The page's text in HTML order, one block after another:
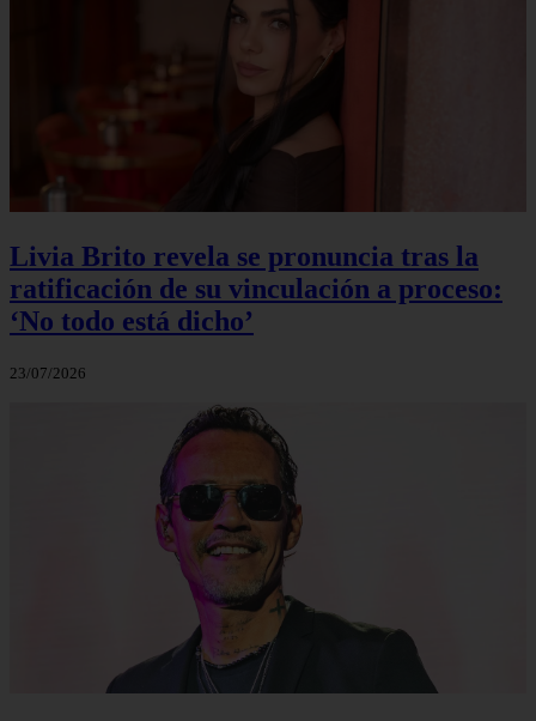
Livia Brito revela se pronuncia tras la
ratificación de su vinculación a proceso:
‘No todo está dicho’
23/07/2026